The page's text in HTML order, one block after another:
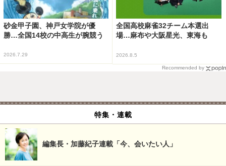
砂金甲子園、神戸女学院が優
勝…全国14校の中高生が腕競う
2026.7.29
全国高校麻雀32チーム本選出
場…麻布や大阪星光、東海も
2026.8.5
Recommended by
特集・連載
編集長・加藤紀子連載「今、会いたい人」